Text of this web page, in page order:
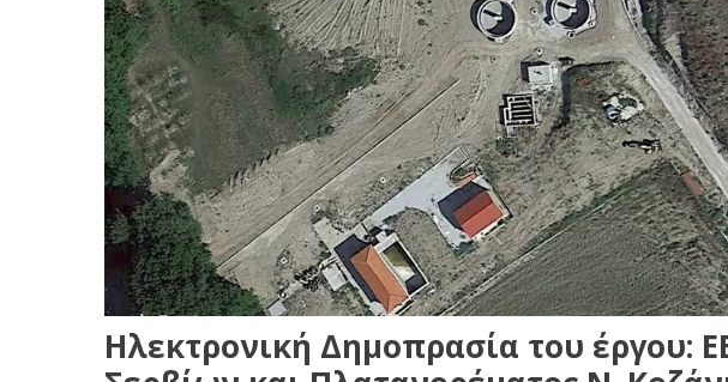
Ηλεκτρονική Δημοπρασία του έργου: